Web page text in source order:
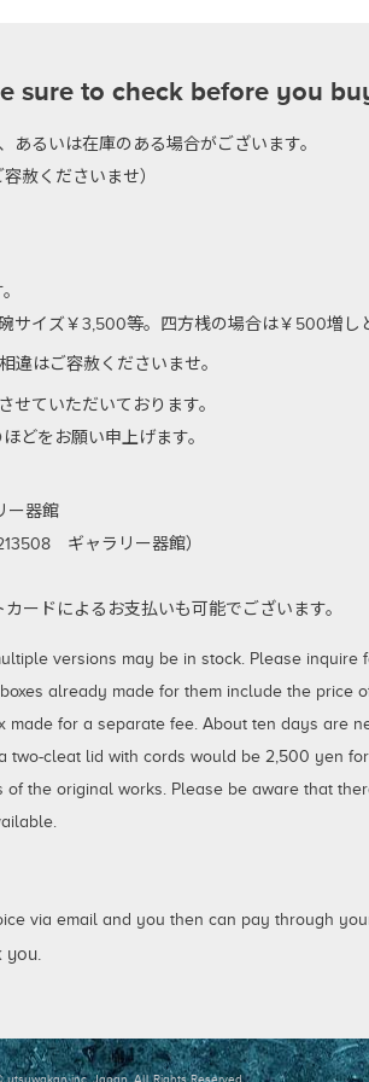
sure to check before you
るいは在庫のある場合がございます。
赦くださいませ）
サイズ￥3,500等。四方桟の場合は￥500増し
違はご容赦くださいませ。
せていただいております。
どをお願い申上げます。
器館
ギャラリー器館）
ードによるお支払いも可能でございます。
versions may be in stock. Please
already made for them include the price
made for a separate fee. About ten days are
two-cleat lid with cords would be 2,500 yen
the original works. Please be aware that
via email and you then can pay through
you.
utsuwakan inc, Japan.All Rights Reserved.